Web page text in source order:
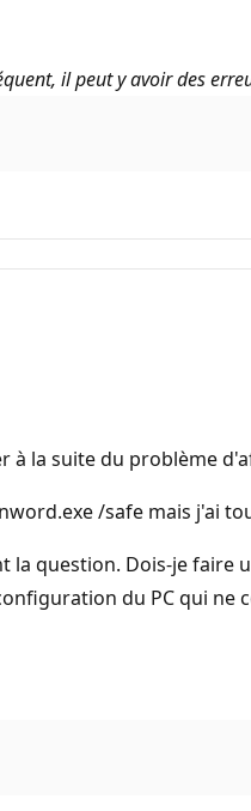
il peut y avoir des
à la suite du problème
/safe mais j'ai
question. Dois-je faire
du PC qui ne